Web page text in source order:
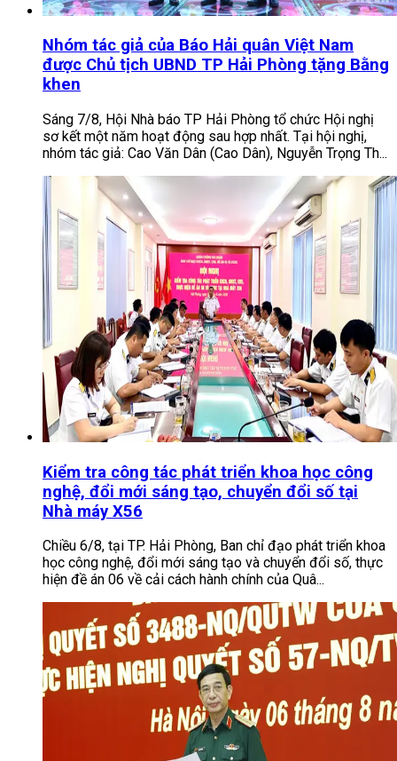
Nhóm tác giả của Báo Hải quân Việt Nam
được Chủ tịch UBND TP Hải Phòng tặng Bằng
khen
Sáng 7/8, Hội Nhà báo TP Hải Phòng tổ chức Hội nghị
sơ kết một năm hoạt động sau hợp nhất. Tại hội nghị,
nhóm tác giả: Cao Văn Dân (Cao Dân), Nguyễn Trọng Th...
Kiểm tra công tác phát triển khoa học công
nghệ, đổi mới sáng tạo, chuyển đổi số tại
Nhà máy X56
Chiều 6/8, tại TP. Hải Phòng, Ban chỉ đạo phát triển khoa
học công nghệ, đổi mới sáng tạo và chuyển đổi số, thực
hiện đề án 06 về cải cách hành chính của Quâ...